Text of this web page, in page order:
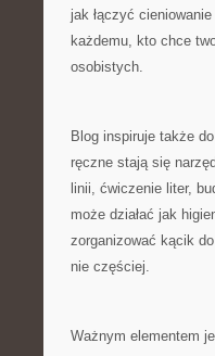
jak łączyć
każdemu, kto chce
osobistych.
Blog inspiruje także
ręczne stają się
linii, ćwiczenie liter,
może działać jak
zorganizować kącik
nie częściej.
Ważnym elementem